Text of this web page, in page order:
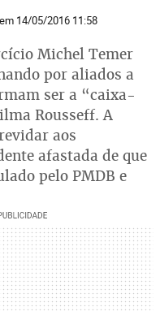
14/05/2016 11:58
Michel Temer
por aliados a
ser a “caixa-
Rousseff. A
aos
afastada de que
pelo PMDB e